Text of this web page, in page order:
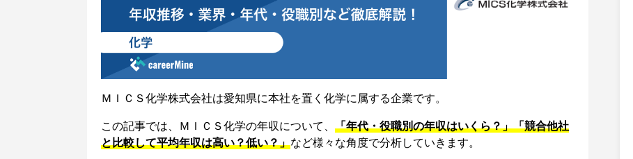
ＭＩＣＳ化学株式会社は愛知県に本社を置く化学に属する企業です。
この記事では、ＭＩＣＳ化学の年収について、 「年代・役職別の年収はいくら？」「競合他社
と比較して平均年収は高い？低い？」など様々な角度で分析していきます。